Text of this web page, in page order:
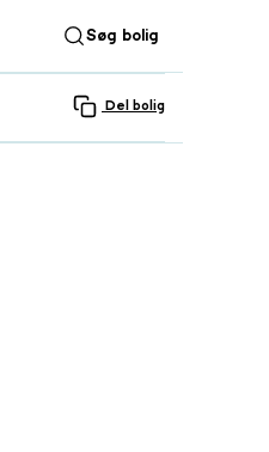
Søg bolig
Del bolig